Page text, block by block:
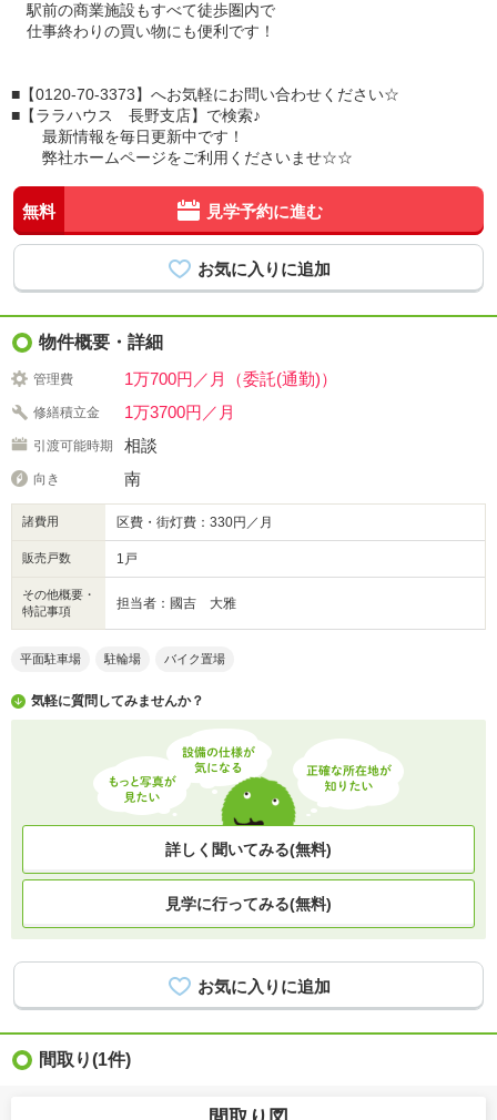
駅前の商業施設もすべて徒歩圏内で
仕事終わりの買い物にも便利です！
■【0120-70-3373】へお気軽にお問い合わせください☆
■【ララハウス 長野支店】で検索♪
最新情報を毎日更新中です！
弊社ホームページをご利用くださいませ☆☆
無料 見学予約に進む
物件概要・詳細
管理費 1万700円／月（委託(通勤)）
修繕積立金 1万3700円／月
引渡可能時期 相談
向き 南
諸費用 区費・街灯費：330円／月
販売戸数 1戸
その他概要・
特記事項
担当者：國吉 大雅
平面駐車場 駐輪場 バイク置場
気軽に質問してみませんか？
詳しく聞いてみる(無料)
見学に行ってみる(無料)
間取り(1件)